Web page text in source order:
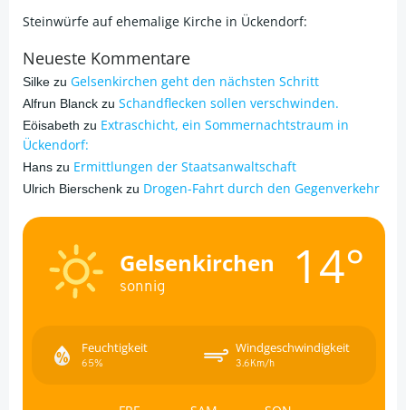
Steinwürfe auf ehemalige Kirche in Ückendorf:
Neueste Kommentare
Silke zu Gelsenkirchen geht den nächsten Schritt
Alfrun Blanck zu Schandflecken sollen verschwinden.
Eöisabeth zu Extraschicht, ein Sommernachtstraum in
Ückendorf:
Hans zu Ermittlungen der Staatsanwaltschaft
Ulrich Bierschenk zu Drogen-Fahrt durch den Gegenverkehr
Gelsenkirchen
sonnig 14°
Feuchtigkeit
65%
Windgeschwindigkeit
3.6Km/h